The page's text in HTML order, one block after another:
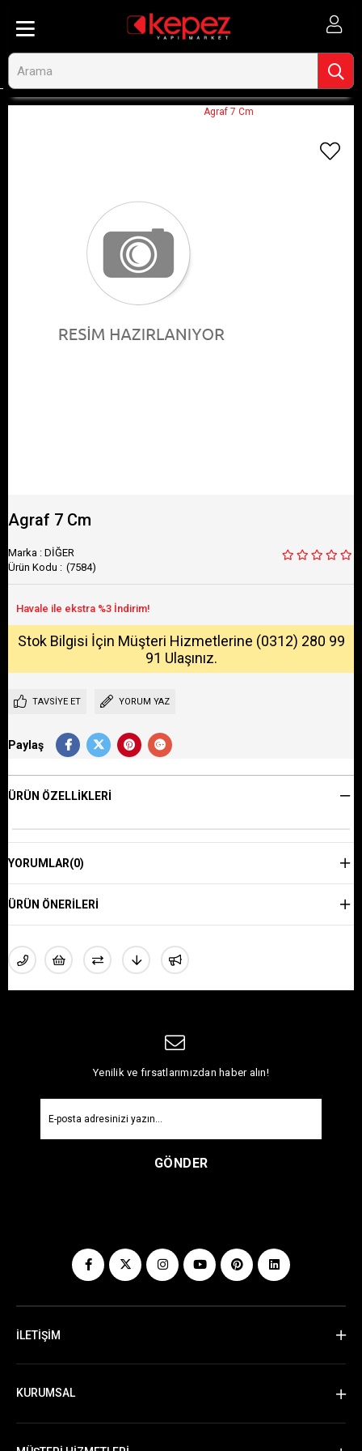
Agraf 7 Cm
Agraf 7 Cm
Marka : DİĞER
(7584)
Stok Bilgisi İçin Müşteri Hizmetlerine (0312) 280 99
91 Ulaşınız.
TAVSIYE ET YORUM YAZ
Paylaş
ÜRÜN ÖZELLIKLERI
YORUMLAR(0)
ÜRÜN ÖNERILERI
Yenilik ve fırsatlarımızdan haber alın!
GÖNDER
İLETİŞİM
KURUMSAL